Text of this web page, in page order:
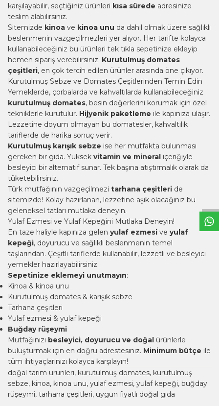
karşılayabilir, seçtiğiniz ürünleri kısa sürede adresinize
teslim alabilirsiniz.
Sitemizde kinoa ve kinoa unu da dahil olmak üzere sağlıklı
beslenmenin vazgeçilmezleri yer alıyor. Her tarifte kolayca
kullanabileceğiniz bu ürünleri tek tıkla sepetinize ekleyip
hemen sipariş verebilirsiniz. Kurutulmuş domates
çeşitleri, en çok tercih edilen ürünler arasında öne çıkıyor.
Kurutulmuş Sebze ve Domates Çeşitlerinden Temin Edin
Yemeklerde, çorbalarda ve kahvaltılarda kullanabileceğiniz
kurutulmuş domates, besin değerlerini korumak için özel
tekniklerle kurutulur. Hijyenik paketleme ile kapınıza ulaşır.
Lezzetine doyum olmayan bu domatesler, kahvaltılık
tariflerde de harika sonuç verir.
Kurutulmuş karışık sebze ise her mutfakta bulunması
gereken bir gıda. Yüksek vitamin ve mineral içeriğiyle
besleyici bir alternatif sunar. Tek başına atıştırmalık olarak da
tüketebilirsiniz.
Türk mutfağının vazgeçilmezi tarhana çeşitleri de
sitemizde! Kolay hazırlanan, lezzetine aşık olacağınız bu
geleneksel tatları mutlaka deneyin.
Yulaf Ezmesi ve Yulaf Kepeğini Mutlaka Deneyin!
En taze haliyle kapınıza gelen yulaf ezmesi ve yulaf
kepeği, doyurucu ve sağlıklı beslenmenin temel
taşlarından. Çeşitli tariflerde kullanabilir, lezzetli ve besleyici
yemekler hazırlayabilirsiniz.
Sepetinize eklemeyi unutmayın:
Kinoa & kinoa unu
Kurutulmuş domates & karışık sebze
Tarhana çeşitleri
Yulaf ezmesi & yulaf kepeği
Buğday rüşeymi
Mutfağınızı besleyici, doyurucu ve doğal ürünlerle
buluşturmak için en doğru adrestesiniz. Minimum bütçe ile
tüm ihtiyaçlarınızı kolayca karşılayın!
doğal tarım ürünleri, kurutulmuş domates, kurutulmuş
sebze, kinoa, kinoa unu, yulaf ezmesi, yulaf kepeği, buğday
rüşeymi, tarhana çeşitleri, uygun fiyatlı doğal gıda